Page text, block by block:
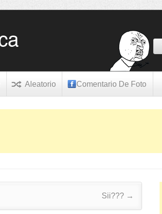
Aleatorio Comentario De Foto
Sii??? →